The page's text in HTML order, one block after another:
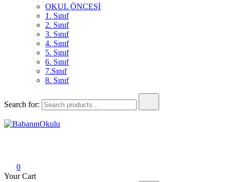
OKUL ÖNCESİ
1. Sınıf
2. Sınıf
3. Sınıf
4. Sınıf
5. Sınıf
6. Sınıf
7.Sınıf
8. Sınıf
Search for:
0
Your Cart